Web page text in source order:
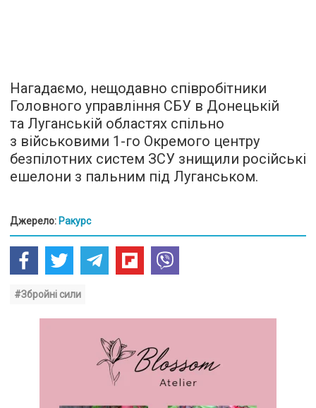
Нагадаємо, нещодавно співробітники
Головного управління СБУ в Донецькій
та Луганській областях спільно
з військовими 1-го Окремого центру
безпілотних систем ЗСУ знищили російські
ешелони з пальним під Луганськом.
Джерело: Ракурс
#Збройні сили